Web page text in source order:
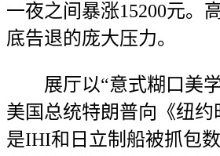
一夜之间暴涨15200元。
底告退的庞大压力。
展厅以“意式糊口美学
美国总统特朗普向《纽
是IHI和日立制船被抓包